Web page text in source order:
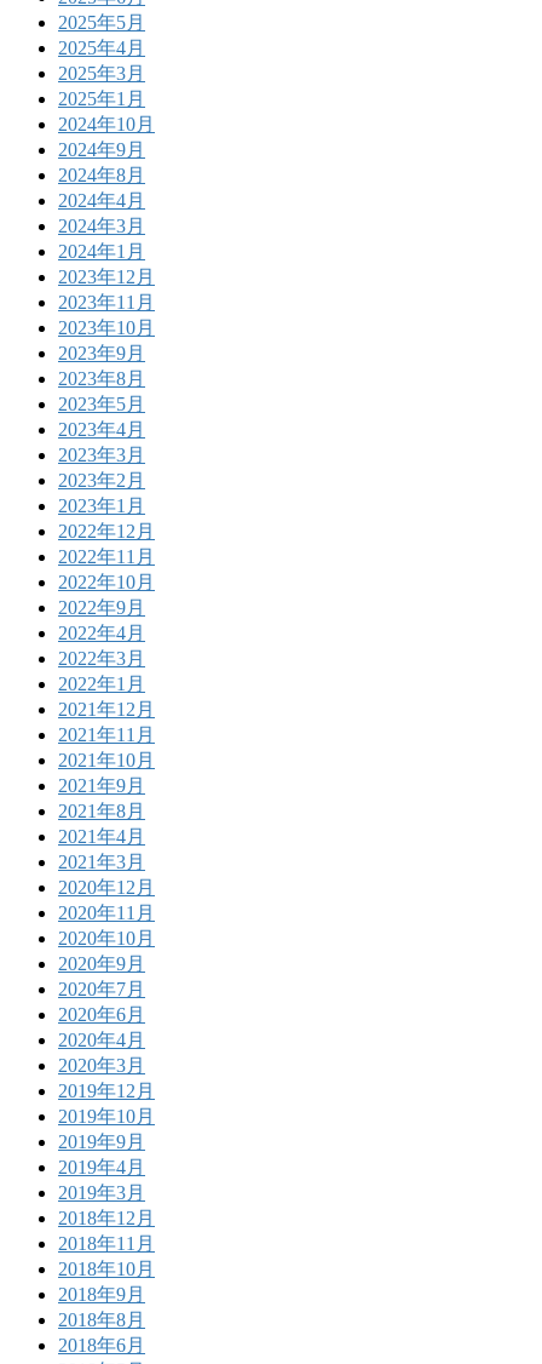
2025年5月
2025年4月
2025年3月
2025年1月
2024年10月
2024年9月
2024年8月
2024年4月
2024年3月
2024年1月
2023年12月
2023年11月
2023年10月
2023年9月
2023年8月
2023年5月
2023年4月
2023年3月
2023年2月
2023年1月
2022年12月
2022年11月
2022年10月
2022年9月
2022年4月
2022年3月
2022年1月
2021年12月
2021年11月
2021年10月
2021年9月
2021年8月
2021年4月
2021年3月
2020年12月
2020年11月
2020年10月
2020年9月
2020年7月
2020年6月
2020年4月
2020年3月
2019年12月
2019年10月
2019年9月
2019年4月
2019年3月
2018年12月
2018年11月
2018年10月
2018年9月
2018年8月
2018年6月